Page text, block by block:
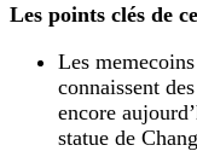
Les points clés de
Les
connaissent
encore
statue de